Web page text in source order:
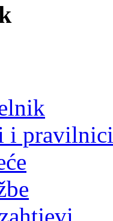
i pravilnici